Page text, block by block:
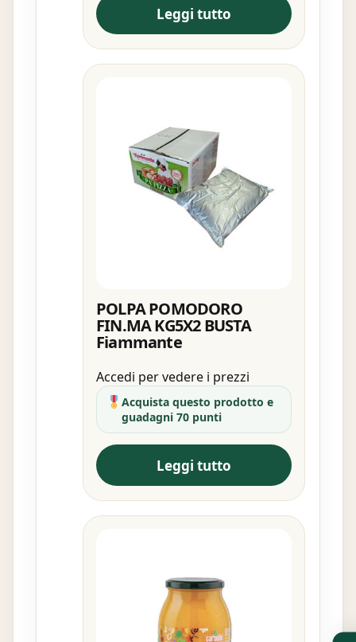
Leggi tutto
POLPA POMODORO
FIN.MA KG5X2 BUSTA
Fiammante
Accedi per vedere i prezzi
Acquista questo prodotto e
guadagni 70 punti
Leggi tutto